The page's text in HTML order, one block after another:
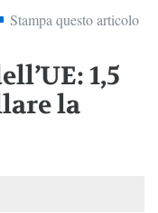
Stampa questo articolo
1,5
la